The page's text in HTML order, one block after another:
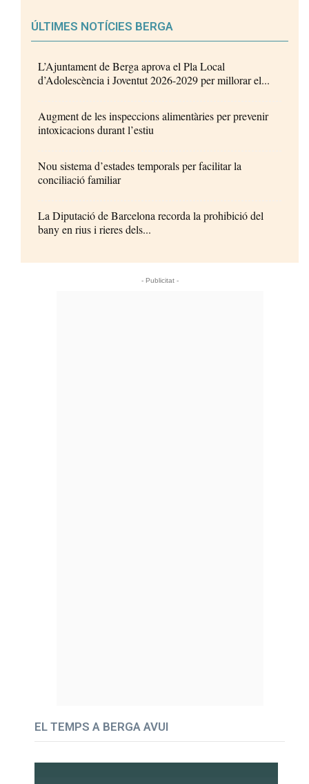
ÚLTIMES NOTÍCIES BERGA
L’Ajuntament de Berga aprova el Pla Local
d’Adolescència i Joventut 2026-2029 per millorar el...
Augment de les inspeccions alimentàries per prevenir
intoxicacions durant l’estiu
Nou sistema d’estades temporals per facilitar la
conciliació familiar
La Diputació de Barcelona recorda la prohibició del
bany en rius i rieres dels...
- Publicitat -
EL TEMPS A BERGA AVUI